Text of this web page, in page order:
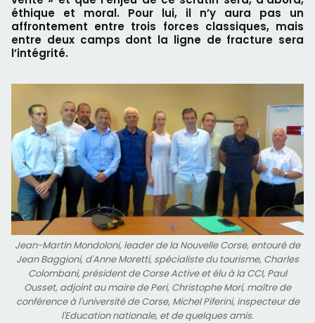
éthique et moral. Pour lui, il n’y aura pas un
affrontement entre trois forces classiques, mais
entre deux camps dont la ligne de fracture sera
l’intégrité.
Jean-Martin Mondoloni, leader de la Nouvelle Corse, entouré de
Jean Baggioni, d'Anne Moretti, spécialiste du tourisme, Charles
Colombani, président de Corse Active et élu à la CCI, Paul
Ousset, adjoint au maire de Peri, Christophe Mori, maître de
conférence à l'université de Corse, Michel Piferini, inspecteur de
l'Education nationale, et de quelques amis.